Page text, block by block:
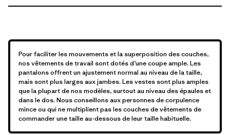
Pour faciliter les mouvements et la superposition des couches,
nos vêtements de travail sont dotés d’une coupe ample. Les
pantalons offrent un ajustement normal au niveau de la taille,
mais sont plus larges aux jambes. Les vestes sont plus amples
que la plupart de nos modèles, surtout au niveau des épaules et
dans le dos. Nous conseillons aux personnes de corpulence
mince ou qui ne multiplient pas les couches de vêtements de
commander une taille au-dessous de leur taille habituelle.